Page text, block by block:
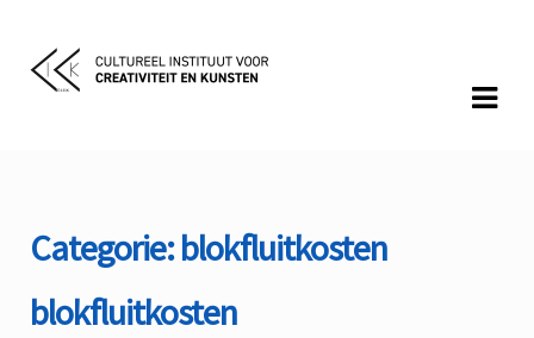
Skip
to
Skip
to
Categorie:blokfluitkosten
blokfluitkosten